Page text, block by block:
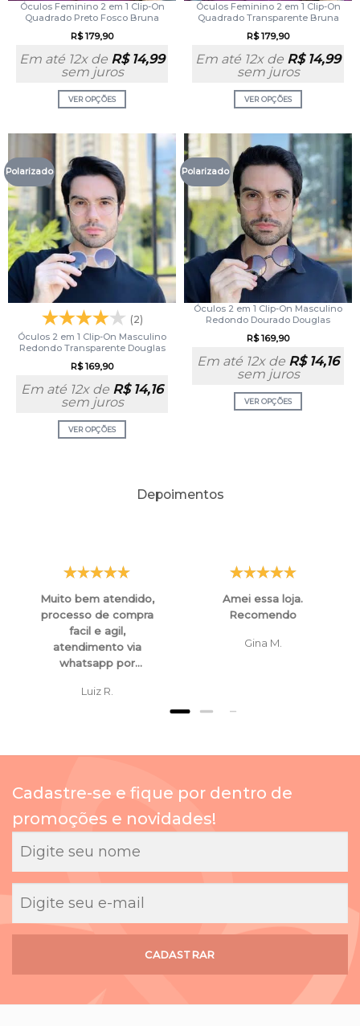
Óculos Feminino 2 em 1 Clip-On
Quadrado Preto Fosco Bruna
R$179,90
Em até 12x de R$14,99
sem juros
VER OPÇÕES
Óculos Feminino 2 em 1 Clip-On
Quadrado Transparente Bruna
R$179,90
Em até 12x de R$14,99
sem juros
VER OPÇÕES
Polarizado
(2)
Óculos 2 em 1 Clip-On Masculino
Redondo Transparente Douglas
R$169,90
Em até 12x de R$14,16
sem juros
VER OPÇÕES
Polarizado
Óculos 2 em 1 Clip-On Masculino
Redondo Dourado Douglas
R$169,90
Em até 12x de R$14,16
sem juros
VER OPÇÕES
Depoimentos
Muito bem atendido,
processo de compra
facil e agil,
atendimento via
whatsapp por
atenciosos e
mesmo para
compras.
Luiz R.
Amei essa loja.
Recomendo
Gina M.
Cadastre-se e fique por dentro de
promoções e novidades!
CADASTRAR